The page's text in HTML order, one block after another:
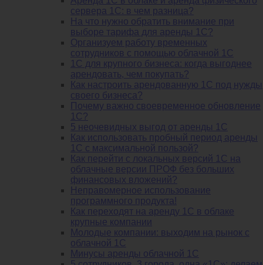
сервера 1С: в чем разница?
На что нужно обратить внимание при
выборе тарифа для аренды 1С?
Организуем работу временных
сотрудников с помощью облачной 1С
1С для крупного бизнеса: когда выгоднее
арендовать, чем покупать?
Как настроить арендованную 1С под нужды
своего бизнеса?
Почему важно своевременное обновление
1С?
5 неочевидных выгод от аренды 1С
Как использовать пробный период аренды
1С с максимальной пользой?
Как перейти с локальных версий 1С на
облачные версии ПРОФ без больших
финансовых вложений?
Неправомерное использование
программного продукта!
Как переходят на аренду 1С в облаке
крупные компании
Молодые компании: выходим на рынок с
облачной 1С
Минусы аренды облачной 1С